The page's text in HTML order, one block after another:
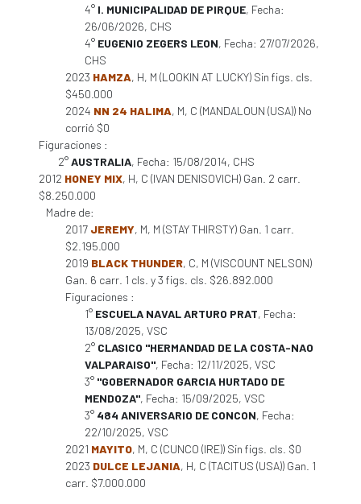
4° I. MUNICIPALIDAD DE PIRQUE, Fecha:
26/06/2026, CHS
4° EUGENIO ZEGERS LEON, Fecha: 27/07/2026,
CHS
2023 HAMZA, H, M (LOOKIN AT LUCKY) Sin figs. cls.
$450.000
2024 NN 24 HALIMA, M, C (MANDALOUN (USA)) No
corrió $0
Figuraciones :
2°AUSTRALIA, Fecha: 15/08/2014, CHS
2012 HONEY MIX, H, C (IVAN DENISOVICH) Gan. 2 carr.
$8.250.000
Madre de:
2017 JEREMY, M, M (STAY THIRSTY) Gan. 1 carr.
$2.195.000
2019 BLACK THUNDER, C, M (VISCOUNT NELSON)
Gan. 6 carr. 1 cls. y 3 figs. cls. $26.892.000
Figuraciones :
1° ESCUELA NAVAL ARTURO PRAT, Fecha:
13/08/2025, VSC
2° CLASICO "HERMANDAD DE LA COSTA-NAO
VALPARAISO", Fecha: 12/11/2025, VSC
3° "GOBERNADOR GARCIA HURTADO DE
MENDOZA", Fecha: 15/09/2025, VSC
3° 484 ANIVERSARIO DE CONCON, Fecha:
22/10/2025, VSC
2021 MAYITO, M, C (CUNCO (IRE)) Sin figs. cls. $0
2023 DULCE LEJANIA, H, C (TACITUS (USA)) Gan. 1
carr. $7.000.000